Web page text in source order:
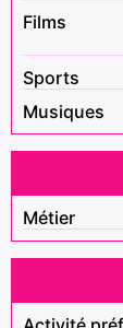
Films
Sports
Musiques
Métier